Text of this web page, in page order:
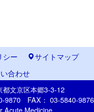
シー
サイトマップ
合わせ
都文京区本郷3-3-12
9870 FAX： 03-5840-9876
Acute Medicine